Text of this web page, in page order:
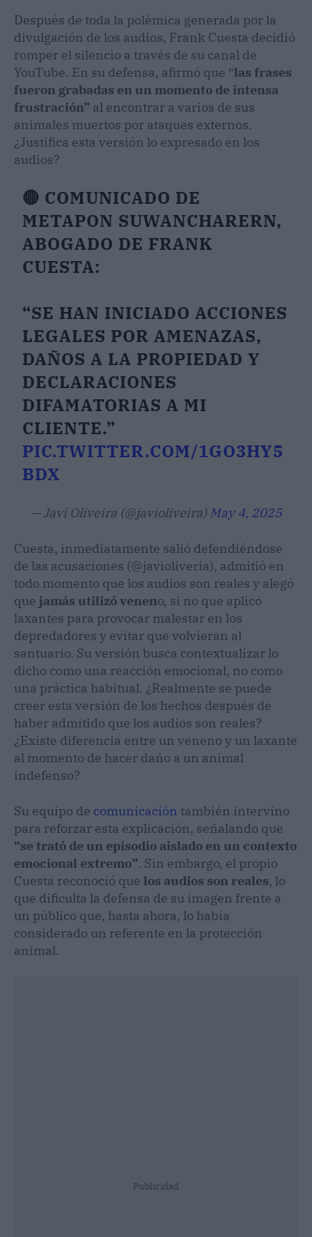
Después de toda la polémica generada por la
divulgación de los audios, Frank Cuesta decidió
romper el silencio a través de su canal de
YouTube. En su defensa, afirmó que “las frases
fueron grabadas en un momento de intensa
frustración” al encontrar a varios de sus
animales muertos por ataques externos.
¿Justifica esta versión lo expresado en los
audios?
🔴 COMUNICADO DE
METAPON SUWANCHARERN,
ABOGADO DE FRANK
CUESTA:
“SE HAN INICIADO ACCIONES
LEGALES POR AMENAZAS,
DAÑOS A LA PROPIEDAD Y
DECLARACIONES
DIFAMATORIAS A MI
CLIENTE.”
PIC.TWITTER.COM/1GO3HY5
BDX
— Javi Oliveira (@javioliveira) May 4, 2025
Cuesta, inmediatamente salió defendiéndose
de las acusaciones (@javioliveria), admitió en
todo momento que los audios son reales y alegó
que jamás utilizó veneno, si no que aplicó
laxantes para provocar malestar en los
depredadores y evitar que volvieran al
santuario. Su versión busca contextualizar lo
dicho como una reacción emocional, no como
una práctica habitual. ¿Realmente se puede
creer esta versión de los hechos después de
haber admitido que los audios son reales?
¿Existe diferencia entre un veneno y un laxante
al momento de hacer daño a un animal
indefenso?
Su equipo de comunicación también intervino
para reforzar esta explicación, señalando que
“se trató de un episodio aislado en un contexto
emocional extremo”. Sin embargo, el propio
Cuesta reconoció que los audios son reales, lo
que dificulta la defensa de su imagen frente a
un público que, hasta ahora, lo había
considerado un referente en la protección
animal.
Publicidad